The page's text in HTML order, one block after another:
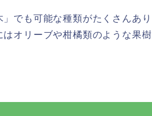
でも可能な種類がたくさんあり
オリーブや柑橘類のような果樹